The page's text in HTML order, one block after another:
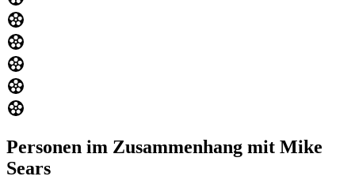
Personen im Zusammenhang mit Mike
Sears